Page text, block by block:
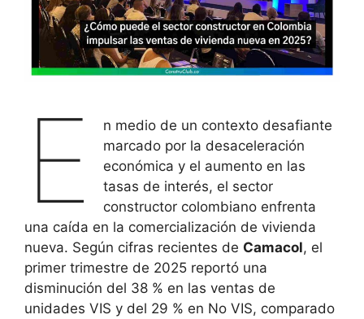
E
n medio de un contexto desafiante
marcado por la desaceleración
económica y el aumento en las
tasas de interés, el sector
constructor colombiano enfrenta
una caída en la comercialización de vivienda
nueva. Según cifras recientes de Camacol, el
primer trimestre de 2025 reportó una
disminución del 38 % en las ventas de
unidades VIS y del 29 % en No VIS, comparado